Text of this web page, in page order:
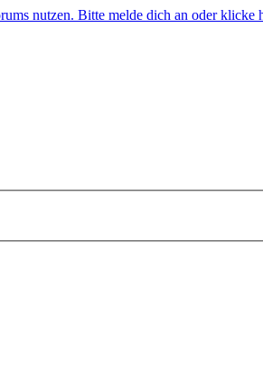
nutzen. Bitte melde dich an oder klicke